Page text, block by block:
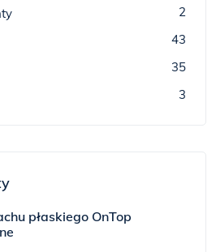
2
43
35
3
płaskiego OnTop